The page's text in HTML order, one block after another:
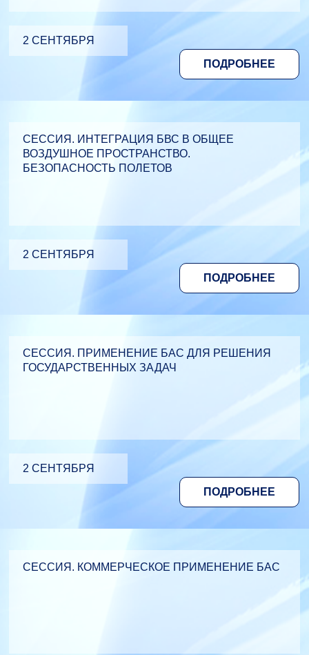
2 СЕНТЯБРЯ
ПОДРОБНЕЕ
СЕССИЯ. ИНТЕГРАЦИЯ БВС В ОБЩЕЕ
ВОЗДУШНОЕ ПРОСТРАНСТВО.
БЕЗОПАСНОСТЬ ПОЛЕТОВ
2 СЕНТЯБРЯ
ПОДРОБНЕЕ
СЕССИЯ. ПРИМЕНЕНИЕ БАС ДЛЯ РЕШЕНИЯ
ГОСУДАРСТВЕННЫХ ЗАДАЧ
2 СЕНТЯБРЯ
ПОДРОБНЕЕ
СЕССИЯ. КОММЕРЧЕСКОЕ ПРИМЕНЕНИЕ БАС